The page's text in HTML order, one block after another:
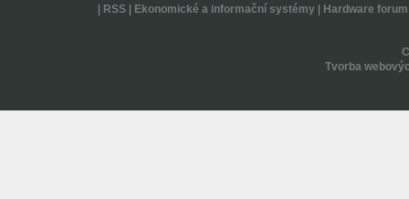
RSS| Ekonomické a informační systémy| Hardware forum
Tvorba